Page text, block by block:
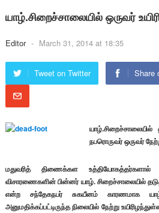
யாழ்.சிறைச்சாலையில் ஒருவர்
Editor - March 31, 2014 at 18:35
Tweet on Twitter Share
யாழ்.சிறைச்சாலையில்
நபரொருவர் ஒருவர்
மதுவரித் திணைக்கள
விசாரணைகளின் பின்னர் யாழ். சிறைச்சாலையில்
என்ற சந்தேகநபர் சுகயீனம் காரணமாக
அனுமதிக்கப்பட்டிருந்த நிலையில் நேற்று